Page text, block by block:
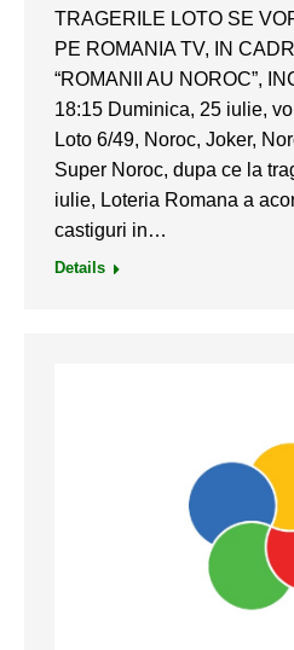
TRAGERILE LOTO SE
PE ROMANIA TV, IN
“ROMANII AU NOROC”,
18:15 Duminica, 25 iulie,
Loto 6/49, Noroc, Joker,
Super Noroc, dupa ce la
iulie, Loteria Romana a
castiguri in…
Details